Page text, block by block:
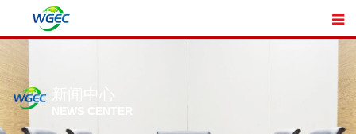
NEWS CENTER